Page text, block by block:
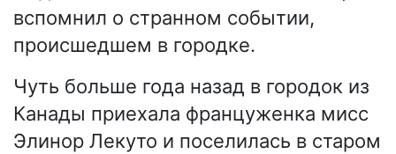
вспомнил о странном событии,
происшедшем в городке.
Чуть больше года назад в городок из
Канады приехала француженка мисс
Элинор Лекуто и поселилась в старом